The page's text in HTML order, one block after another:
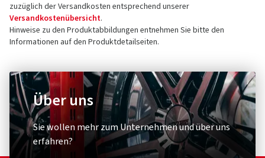
zuzüglich der Versandkosten entsprechend unserer
Versandkostenübersicht.
Hinweise zu den Produktabbildungen entnehmen Sie bitte den
Informationen auf den Produktdetailseiten.
Über uns
Sie wollen mehr zum Unternehmen und über uns
erfahren?